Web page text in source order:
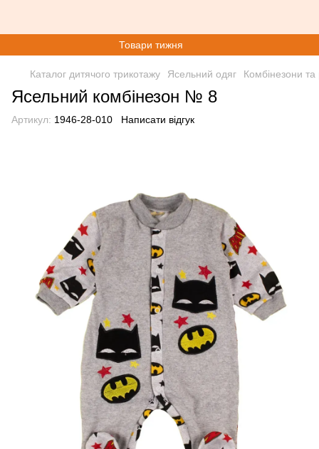
Товари тижня
Каталог дитячого трикотажу Ясельний одяг Комбінезони
Ясельний комбінезон № 8
Артикул: 1946-28-010 Написати відгук